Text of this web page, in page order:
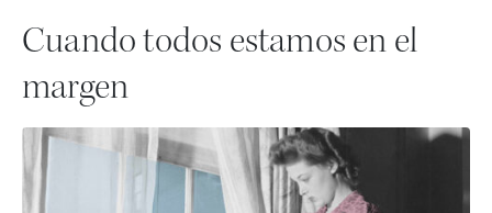
Cuando todos estamos en el
margen